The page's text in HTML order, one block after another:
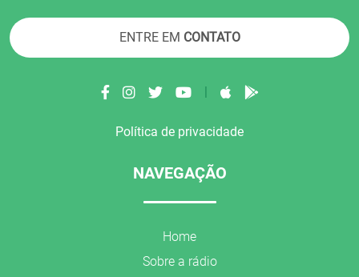
ENTRE EM CONTATO
Política de privacidade
NAVEGAÇÃO
Home
Sobre a rádio